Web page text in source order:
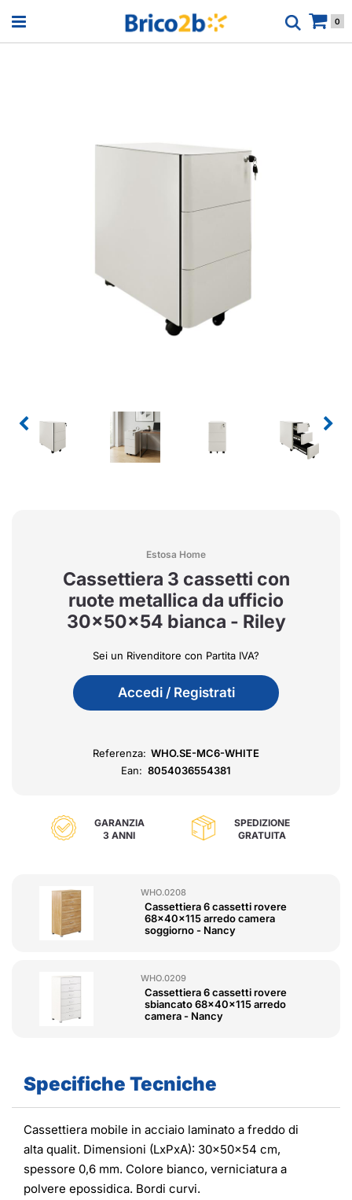
Open menu 0
Estosa Home
Cassettiera 3 cassetti con
ruote metallica da ufficio
30x50x54 bianca - Riley
Sei un Rivenditore con Partita IVA?
Accedi / Registrati
Referenza: WHO.SE-MC6-WHITE
Ean: 8054036554381
GARANZIA
3 ANNI
SPEDIZIONE
GRATUITA
WHO.0208
Cassettiera 6 cassetti rovere
68x40x115 arredo camera
soggiorno - Nancy
WHO.0209
Cassettiera 6 cassetti rovere
sbiancato 68x40x115 arredo
camera - Nancy
Specifiche Tecniche
Cassettiera mobile in acciaio laminato a freddo di
alta qualit. Dimensioni (LxPxA): 30x50x54 cm,
spessore 0,6 mm. Colore bianco, verniciatura a
polvere epossidica. Bordi curvi.